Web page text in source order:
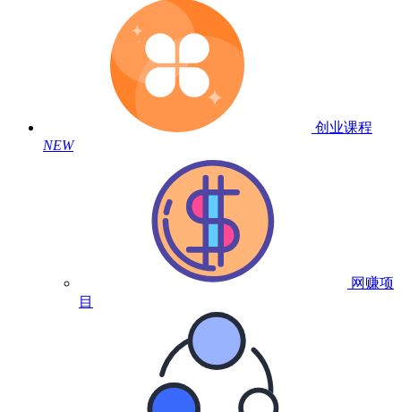
创业课程
NEW
网赚项
目